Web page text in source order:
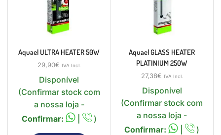
Aquael ULTRA HEATER 50W
29,90€ IVA Incl.
Disponível
(Confirmar stock com
a nossa loja -
Confirmar:
| )
Aquael GLASS HEATER
PLATINIUM 250W
27,38€ IVA Incl.
Disponível
(Confirmar stock com
a nossa loja -
Confirmar:
| )